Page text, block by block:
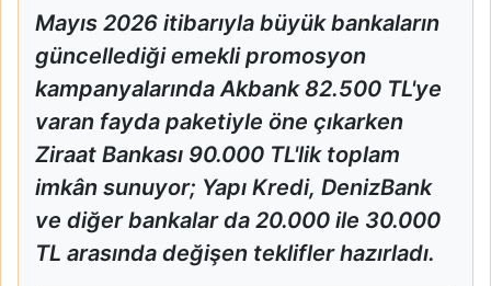
Mayıs 2026 itibarıyla büyük bankaların
güncellediği emekli promosyon
kampanyalarında Akbank 82.500 TL'ye
varan fayda paketiyle öne çıkarken
Ziraat Bankası 90.000 TL'lik toplam
imkân sunuyor; Yapı Kredi, DenizBank
ve diğer bankalar da 20.000 ile 30.000
TL arasında değişen teklifler hazırladı.